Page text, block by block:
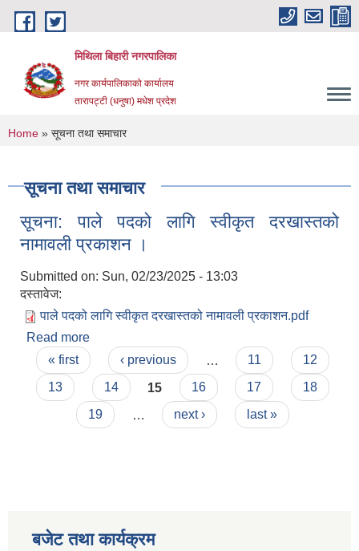
Skip to main content
मिथिला बिहारी नगरपालिका
नगर कार्यपालिकाको कार्यालय
तारापट्टी (धनुषा) मधेश प्रदेश
You are here
Home » सूचना तथा समाचार
सूचना तथा समाचार
सूचना: पाले पदको लागि स्वीकृत दरखास्तको
नामावली प्रकाशन ।
Submitted on: Sun, 02/23/2025 - 13:03
दस्तावेज:
पाले पदको लागि स्वीकृत दरखास्तको नामावली प्रकाशन.pdf
Read more
नामावली प्रकाशन ।
Pages
« first ‹ previous 11
12
13
14 15 16 17
18
19
next › last »
बजेट तथा कार्यक्रम